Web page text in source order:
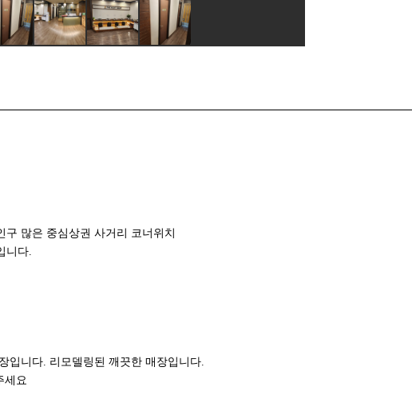
많은 중심상권 사거리 코너위치
니다.
입니다. 리모델링된 깨끗한 매장입니다.
세요